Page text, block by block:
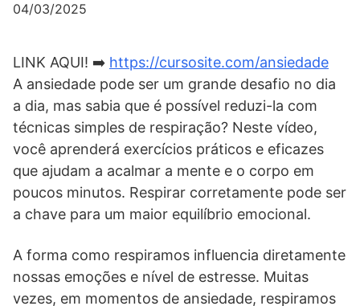
04/03/2025
LINK AQUI! ➡️ https://cursosite.com/ansiedade
A ansiedade pode ser um grande desafio no dia
a dia, mas sabia que é possível reduzi-la com
técnicas simples de respiração? Neste vídeo,
você aprenderá exercícios práticos e eficazes
que ajudam a acalmar a mente e o corpo em
poucos minutos. Respirar corretamente pode ser
a chave para um maior equilíbrio emocional.
A forma como respiramos influencia diretamente
nossas emoções e nível de estresse. Muitas
vezes, em momentos de ansiedade, respiramos